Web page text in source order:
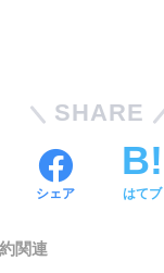
SHARE
シェア はてブ
関連